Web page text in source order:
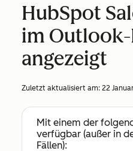
HubSpot
im
angezeigt
Zuletzt aktualisiert am: 22
Mit einem der
verfügbar (außer in
Fällen):